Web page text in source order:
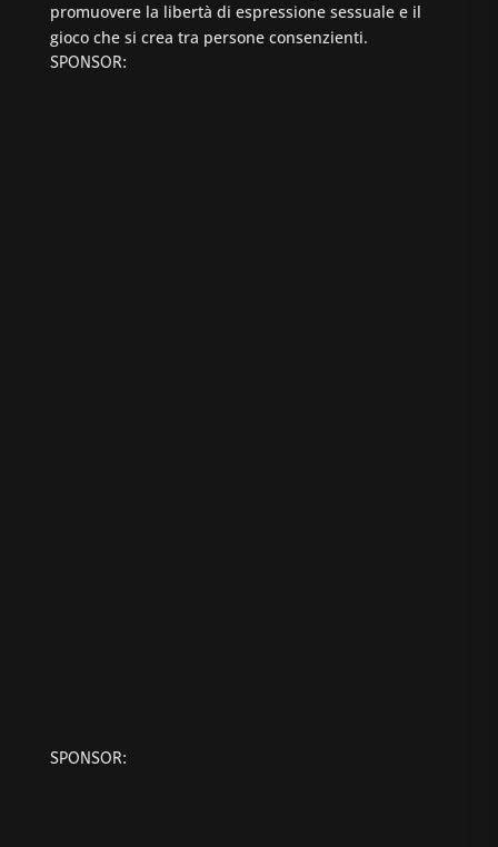
promuovere la libertà di espressione sessuale e il
gioco che si crea tra persone consenzienti.
SPONSOR:
SPONSOR: